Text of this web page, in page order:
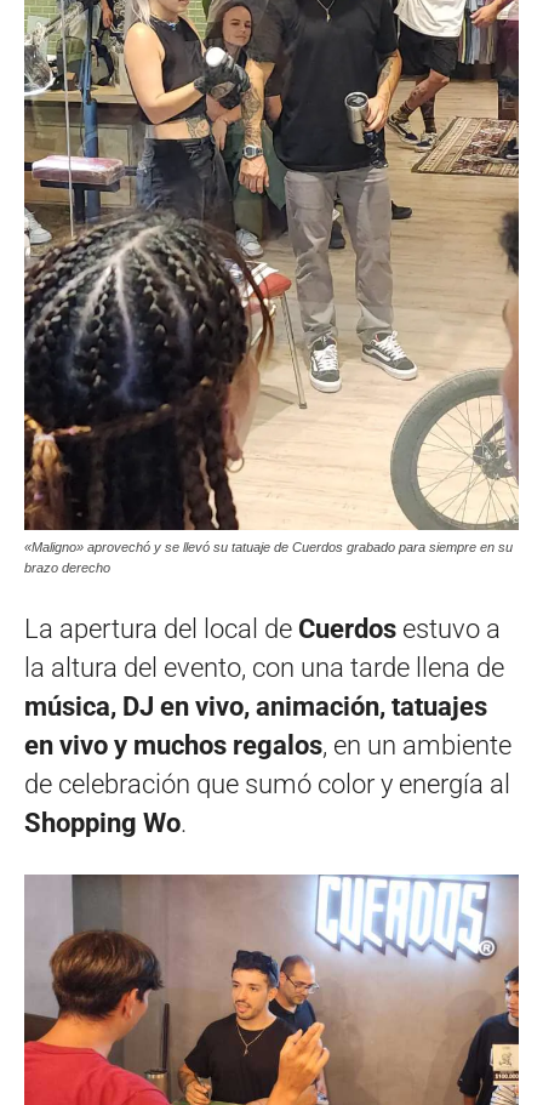
«Maligno» aprovechó y se llevó su tatuaje de Cuerdos grabado para siempre en su
brazo derecho
La apertura del local de Cuerdos estuvo a
la altura del evento, con una tarde llena de
música, DJ en vivo, animación, tatuajes
en vivo y muchos regalos, en un ambiente
de celebración que sumó color y energía al
Shopping Wo.